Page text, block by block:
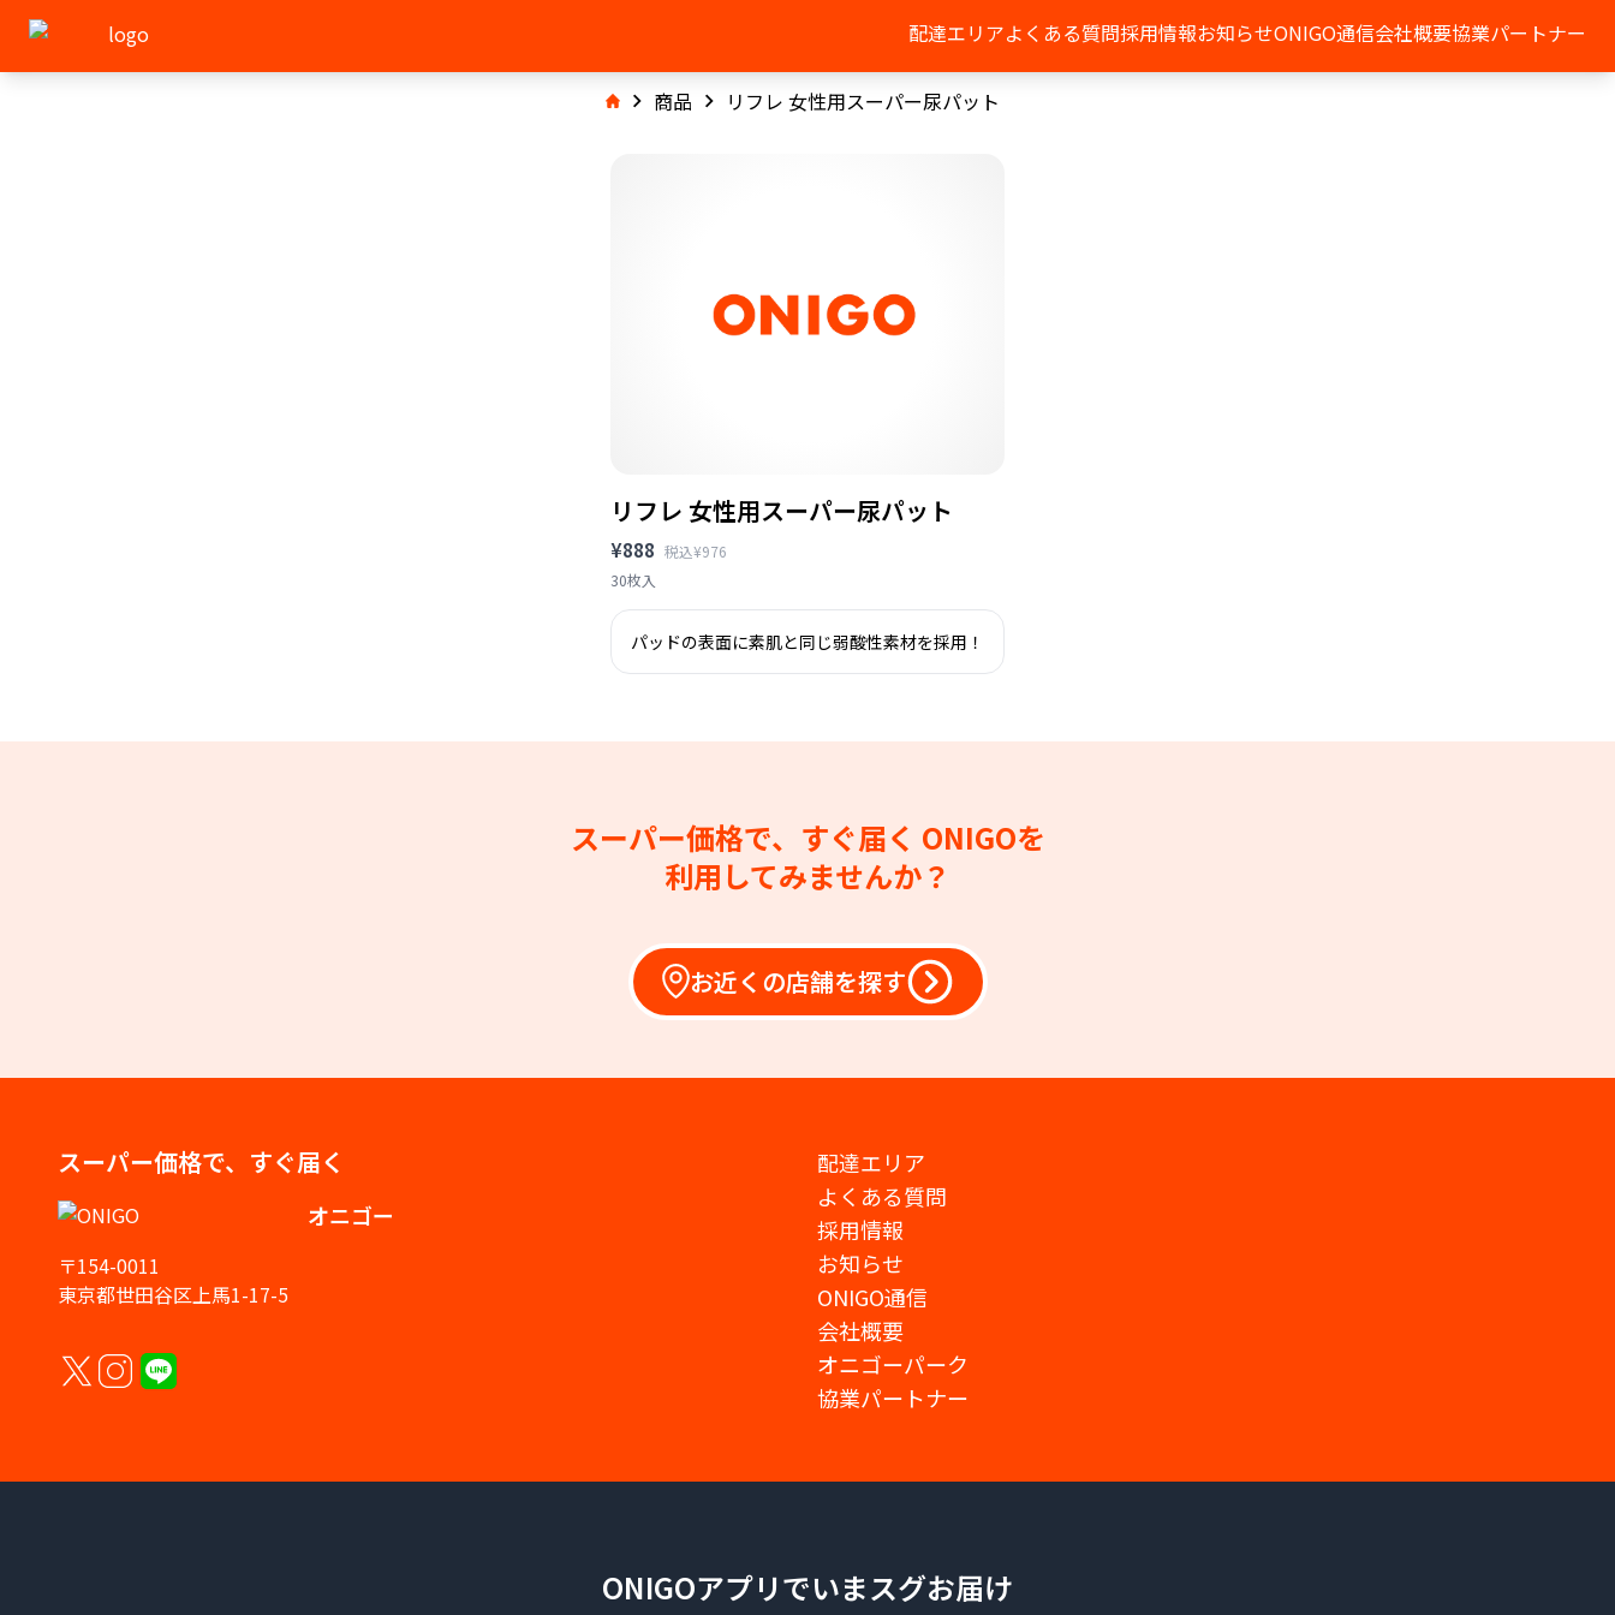
配達エリアよくある質問採用情報お知らせONIGO通信会社概要協業パートナー
商品 リフレ 女性用スーパー尿パット
リフレ 女性用スーパー尿パット
¥888 税込¥976
30枚入
パッドの表面に素肌と同じ弱酸性素材を採用！
スーパー価格で、すぐ届く ONIGOを
利用してみませんか？
お近くの店舗を探す
スーパー価格で、すぐ届く
オニゴー
〒154-0011
東京都世田谷区上馬1-17-5
配達エリア
よくある質問
採用情報
お知らせ
ONIGO通信
会社概要
オニゴーパーク
協業パートナー
ONIGOアプリでいまスグお届け